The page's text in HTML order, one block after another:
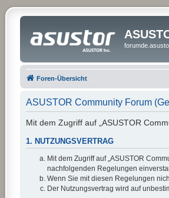
Foren-Übersicht
ASUSTOR Community Forum
Mit dem Zugriff auf „ASUSTOR
1. NUTZUNGSVERTRAG
Mit dem Zugriff auf „ASUSTOR
nachfolgenden Regelungen
Wenn Sie mit diesen Regelungen
Der Nutzungsvertrag wird auf